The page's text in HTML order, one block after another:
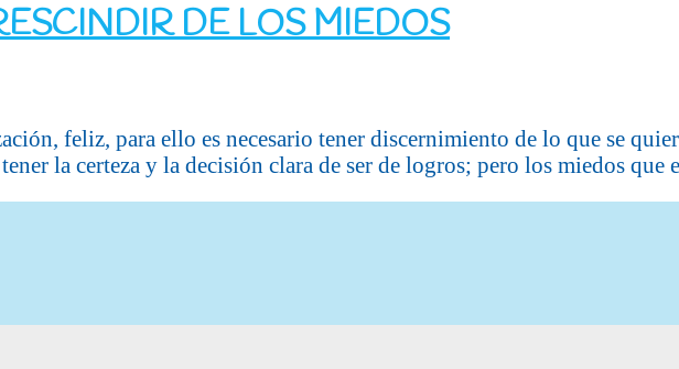
DE LOS MIEDOS
feliz, para ello es necesario tener discernimiento de lo que se
la certeza y la decisión clara de ser de logros; pero los miedos